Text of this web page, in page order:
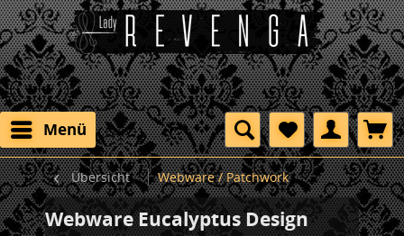
Menü
Übersicht Webware / Patchwork
Webware Eucalyptus Design